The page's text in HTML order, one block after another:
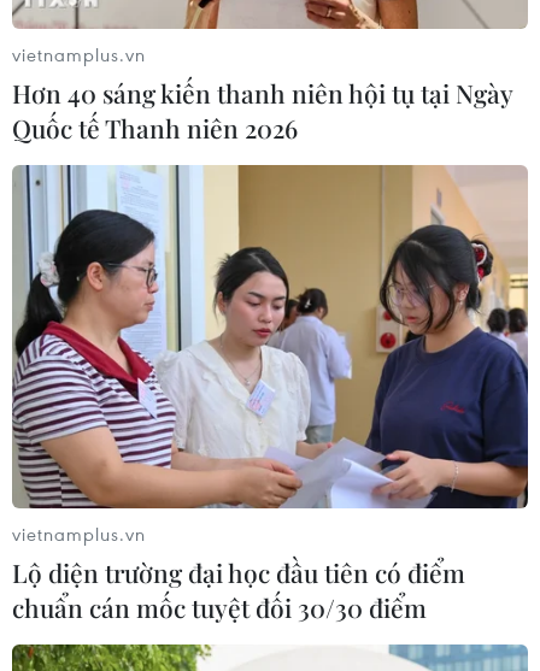
vietnamplus.vn
Hơn 40 sáng kiến thanh niên hội tụ tại Ngày
Quốc tế Thanh niên 2026
vietnamplus.vn
Lộ diện trường đại học đầu tiên có điểm
chuẩn cán mốc tuyệt đối 30/30 điểm